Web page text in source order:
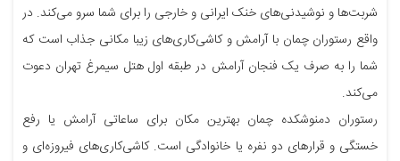
شربت‌ها و نوشیدنی‌‌های خنک ایرانی و خارجی را برای شما سرو می‌کند. در
واقع رستوران چمان با آرامش و کاشی‌کاری‌های زیبا مکانی جذاب است که
شما را به صرف یک فنجان آرامش در طبقه اول هتل سیمرغ تهران دعوت
می‌کند.
رستوران دمنوشکده چمان بهترین مکان برای ساعاتی آرامش یا رفع
خستگی و قرارهای دو نفره یا خانوادگی است. کاشی‌کاری‌های فیروزه‌ای و